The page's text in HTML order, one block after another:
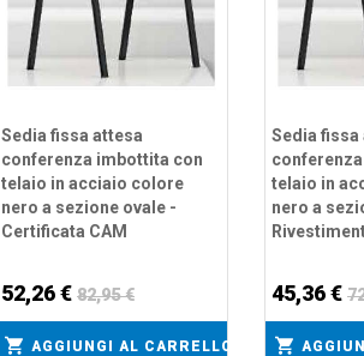
Sedia fissa attesa
conferenza imbottita con
telaio in acciaio colore
nero a sezione ovale -
Certificata CAM
52,26 € 82,95 €
AGGIUNGI AL CARRELLO
Sedia fissa
telaio in
nero a
45,36 €